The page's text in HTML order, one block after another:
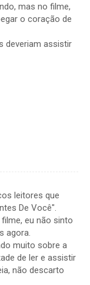
mas no filme,
o coração de
deveriam assistir
leitores que
De Você".
eu não sinto
agora.
muito sobre a
de ler e assistir
não descarto